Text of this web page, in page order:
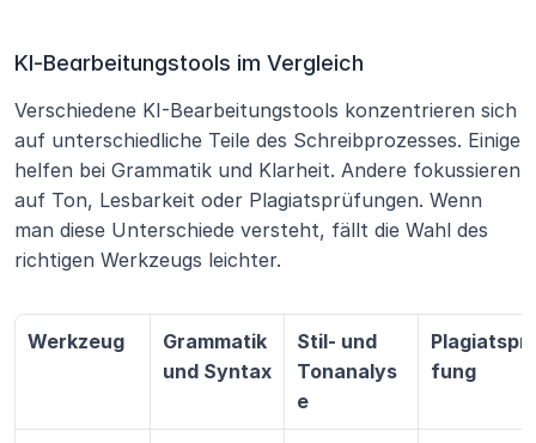
KI-Bearbeitungstools im Vergleich
Verschiedene KI-Bearbeitungstools konzentrieren sich
auf unterschiedliche Teile des Schreibprozesses. Einige
helfen bei Grammatik und Klarheit. Andere fokussieren
auf Ton, Lesbarkeit oder Plagiatsprüfungen. Wenn
man diese Unterschiede versteht, fällt die Wahl des
richtigen Werkzeugs leichter.
Werkzeug
Grammatik
und Syntax
Stil- und
Tonanalys
e
fung